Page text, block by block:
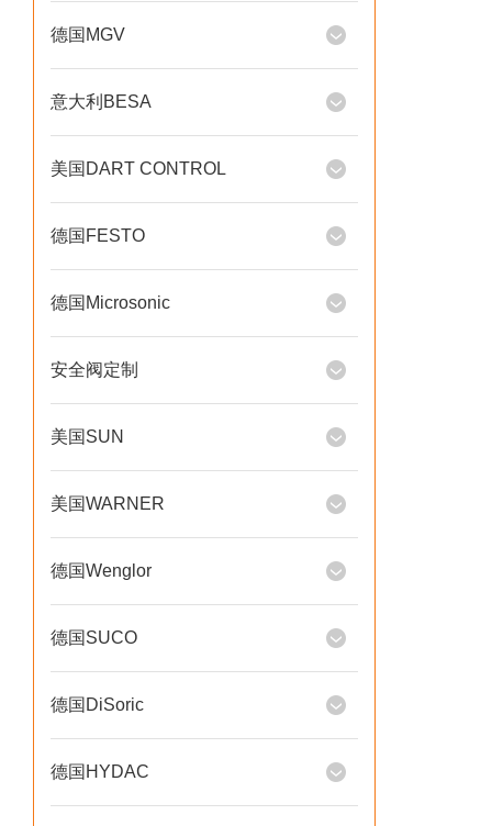
德国MGV
意大利BESA
美国DART CONTROL
德国FESTO
德国Microsonic
安全阀定制
美国SUN
美国WARNER
德国Wenglor
德国SUCO
德国DiSoric
德国HYDAC